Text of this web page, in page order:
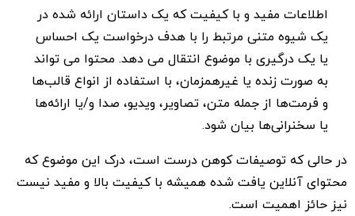
اطلاعات مفید و با کیفیت که یک داستان ارائه شده در
یک شیوه متنی مرتبط را با هدف درخواست یک احساس
یا یک درگیری با موضوع انتقال می دهد. محتوا می تواند
به صورت زنده یا غیرهمزمان، با استفاده از انواع قالب‌ها
و فرمت‌ها از جمله متن، تصاویر، ویدیو، صدا و/یا ارائه‌ها
یا سخنرانی‌ها بیان شود.
در حالی که توصیفات کوهن درست است، درک این موضوع که
محتوای آنلاین یافت شده‌ همیشه با کیفیت بالا و مفید نیست
نیز حائز اهمیت است.